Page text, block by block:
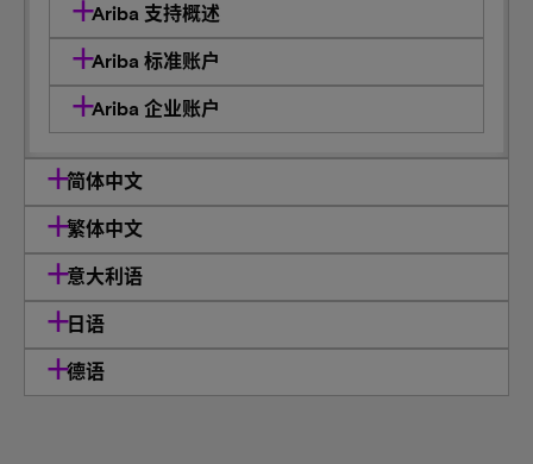
Ariba 支持概述
Ariba 标准账户
Ariba 企业账户
简体中文
繁体中文
意大利语
日语
德语